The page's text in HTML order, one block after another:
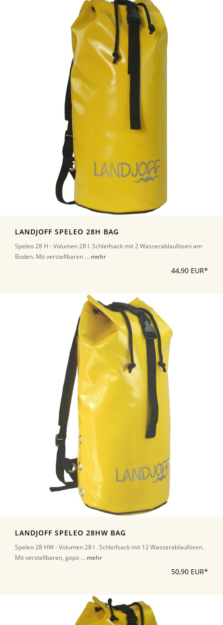
LANDJOFF SPELEO 28H BAG
Speleo 28 H - Volumen 28 l. Schleifsack mit 2 Wasserablaufösen am
Boden. Mit verstellbaren ... mehr
44,90 EUR*
LANDJOFF SPELEO 28HW BAG
Speleo 28 HW - Volumen 28 l . Schleifsack mit 12 Wasserablaufösen.
Mit verstellbaren, gepo ... mehr
50,90 EUR*